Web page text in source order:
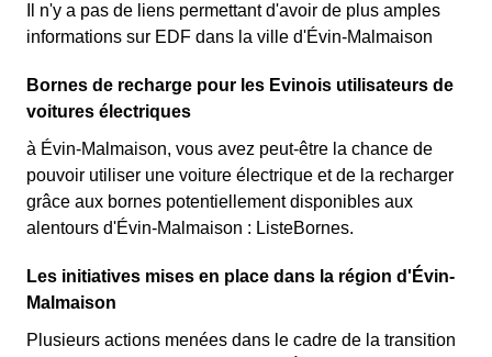
Il n'y a pas de liens permettant d'avoir de plus amples
informations sur EDF dans la ville d'Évin-Malmaison
Bornes de recharge pour les Evinois utilisateurs de
voitures électriques
à Évin-Malmaison, vous avez peut-être la chance de
pouvoir utiliser une voiture électrique et de la recharger
grâce aux bornes potentiellement disponibles aux
alentours d'Évin-Malmaison : ListeBornes.
Les initiatives mises en place dans la région d'Évin-
Malmaison
Plusieurs actions menées dans le cadre de la transition